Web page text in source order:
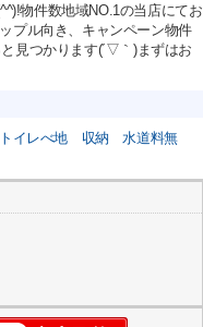
物件数地域NO.1の当店にてお
プル向き、キャンペーン物件
見つかります(´▽｀)まずはお
イレべ地 収納
水道料無